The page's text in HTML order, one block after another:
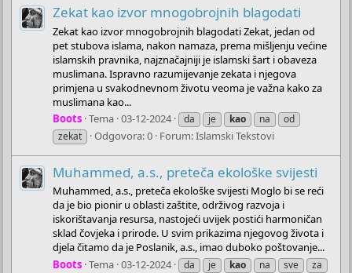
Zekat kao izvor mnogobrojnih blagodati
Zekat kao izvor mnogobrojnih blagodati Zekat, jedan od
pet stubova islama, nakon namaza, prema mišljenju većine
islamskih pravnika, najznačajniji je islamski šart i obaveza
muslimana. Ispravno razumijevanje zekata i njegova
primjena u svakodnevnom životu veoma je važna kako za
muslimana kao...
Boots Tema 03-12-2024 da je kao na
od
zekat
Odgovora: 0 Forum:Islamski Tekstovi
Muhammed, a.s., preteča ekološke svijesti
Muhammed, a.s., preteča ekološke svijesti Moglo bi se reći
da je bio pionir u oblasti zaštite, održivog razvoja i
iskorištavanja resursa, nastojeći uvijek postići harmoničan
sklad čovjeka i prirode. U svim prikazima njegovog života i
djela čitamo da je Poslanik, a.s., imao duboko poštovanje...
Boots Tema 03-12-2024 da je kao na sve za